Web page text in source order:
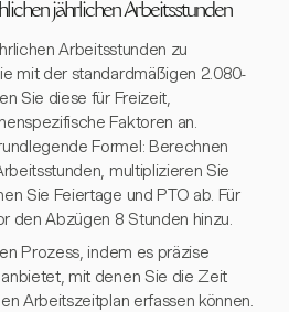
jährlichen Arbeitsstunden
Arbeitsstunden zu
mit der standardmäßigen 2.080-
Sie diese für Freizeit,
Faktoren an.
Formel: Berechnen
multiplizieren Sie
Sie Feiertage und PTO ab. Für
den Abzügen 8 Stunden hinzu.
Prozess, indem es präzise
mit denen Sie die Zeit
Arbeitszeitplan erfassen können.